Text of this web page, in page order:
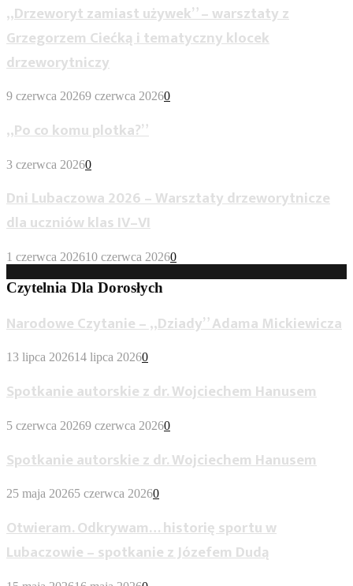
„Drzeworyt zamiast używek” – warsztaty z
Grzegorzem Ciećką i tematyczny klocek
drzeworytniczy
9 czerwca 20269 czerwca 20260
„Po co komu plotka?”
3 czerwca 20260
Dni Lubaczowa 2026 – Warsztaty drzeworytnicze
dla uczniów klas IV–VI
1 czerwca 202610 czerwca 20260
Czytelnia Dla Dorosłych
Narodowe Czytanie – „Dziady” Adama Mickiewicza
13 lipca 202614 lipca 20260
Spotkanie autorskie z dr. Wojciechem Hanusem
5 czerwca 20269 czerwca 20260
Spotkanie autorskie z dr. Wojciechem Hanusem
25 maja 20265 czerwca 20260
Otwieram. Odkrywam… historię sportu w
Lubaczowie – spotkanie z Józefem Dudą